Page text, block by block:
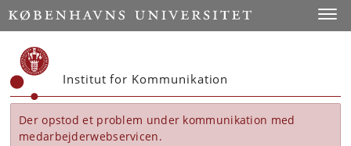
Start
Institut for Kommunikation
Der opstod et problem under kommunikation med
medarbejderwebservicen.